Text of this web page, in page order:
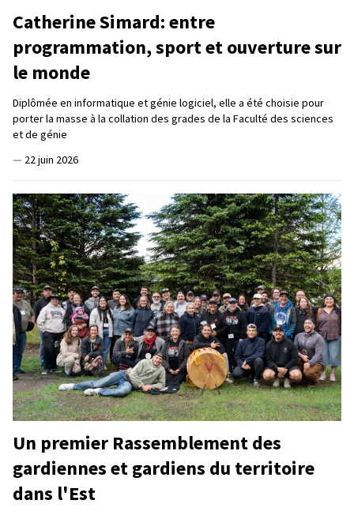
Catherine Simard: entre
programmation, sport et ouverture sur
le monde
Diplômée en informatique et génie logiciel, elle a été choisie pour
porter la masse à la collation des grades de la Faculté des sciences
et de génie
— 22 juin 2026
Un premier Rassemblement des
gardiennes et gardiens du territoire
dans l'Est